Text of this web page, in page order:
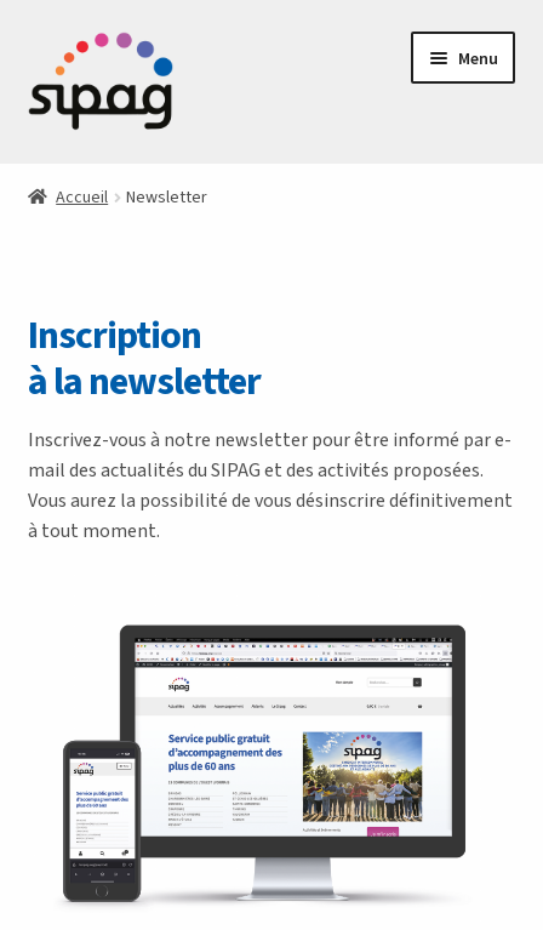
la
navigation
contenu
Menu
Aidants
Contact
Accueil Newsletter
Inscription
à la newsletter
Inscrivez-vous à notre newsletter pour être informé par e-
mail des actualités du SIPAG et des activités proposées.
Vous aurez la possibilité de vous désinscrire définitivement
à tout moment.